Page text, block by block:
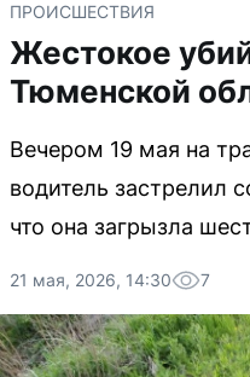
ПРОИСШЕСТВИЯ
Жестокое
Тюменской
Вечером 19 мая на
водитель застрелил
что она загрызла
21 мая, 2026, 14:30 7